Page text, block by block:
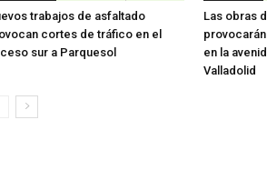
trabajos de asfaltado
cortes de tráfico en el
sur a Parquesol
Las obras
en la
Valladolid